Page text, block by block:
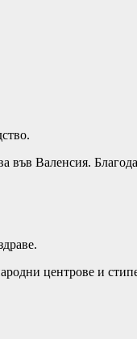
във Валенсия.
центрове и